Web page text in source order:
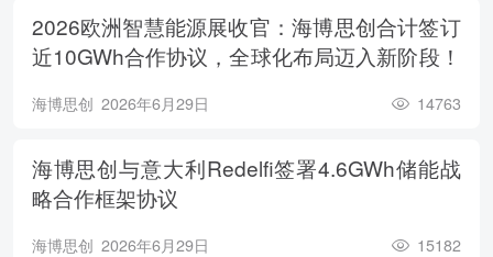
2026欧洲智慧能源展收官：海博思创合计签订
近10GWh合作协议，全球化布局迈入新阶段！
海博思创 2026年6月29日 14763
海博思创与意大利Redelfi签署4.6GWh储能战
略合作框架协议
海博思创 2026年6月29日 15182